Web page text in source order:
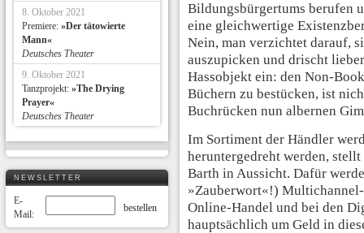
Bildungsbürgertums berufen
eine gleichwertige
Nein, man verzichtet darauf,
auszupicken und drischt
Hassobjekt ein: den Non-
Büchern zu bestücken, ist
Buchrücken nun albernen
Im Sortiment der Händler
heruntergedreht werden,
Barth in Aussicht. Dafür
»Zauberwort«!)
Online-Handel und bei den
hauptsächlich um Geld in
8. Oktober 2021
Premiere: »Der tätowierte
Mann«
Deutsches Theater
9. Oktober 2021
Tanzprojekt: »The Drying
Prayer«
Deutsches Theater
NEWSLETTER
E-
Mail: